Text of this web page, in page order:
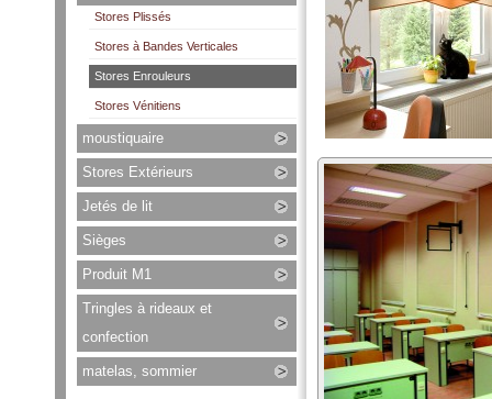
Stores Plissés
Stores à Bandes Verticales
Stores Enrouleurs
Stores Vénitiens
moustiquaire
Stores Extérieurs
Jetés de lit
Sièges
Produit M1
Tringles à rideaux et
confection
matelas, sommier